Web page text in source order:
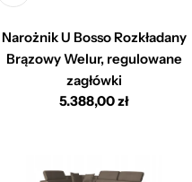
Narożnik U Bosso Rozkładany
Brązowy Welur, regulowane
zagłówki
Cena
5.388,00 zł